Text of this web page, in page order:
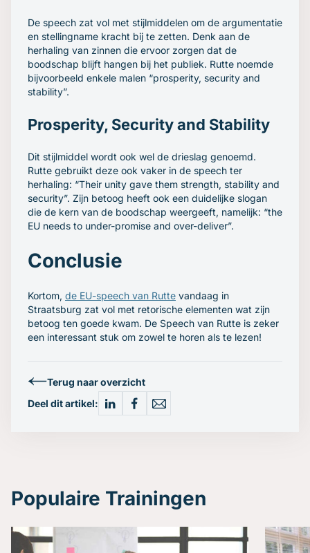
De speech zat vol met stijlmiddelen om de argumentatie
en stellingname kracht bij te zetten. Denk aan de
herhaling van zinnen die ervoor zorgen dat de
boodschap blijft hangen bij het publiek. Rutte noemde
bijvoorbeeld enkele malen “prosperity, security and
stability”.
Prosperity, Security and Stability
Dit stijlmiddel wordt ook wel de drieslag genoemd.
Rutte gebruikt deze ook vaker in de speech ter
herhaling: “Their unity gave them strength, stability and
security”. Zijn betoog heeft ook een duidelijke slogan
die de kern van de boodschap weergeeft, namelijk: “the
EU needs to under-promise and over-deliver”.
Conclusie
Kortom, de EU-speech van Rutte vandaag in
Straatsburg zat vol met retorische elementen wat zijn
betoog ten goede kwam. De Speech van Rutte is zeker
een interessant stuk om zowel te horen als te lezen!
Terug naar overzicht
Deel dit artikel:
Populaire Trainingen